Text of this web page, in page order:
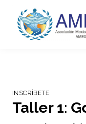
INSCRÍBETE
Taller 1: